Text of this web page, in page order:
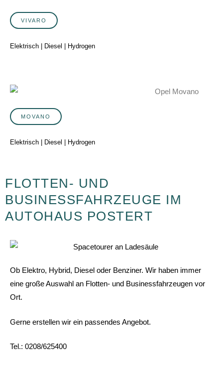
VIVARO
Elektrisch | Diesel | Hydrogen
MOVANO
Elektrisch | Diesel | Hydrogen
FLOTTEN- UND
BUSINESSFAHRZEUGE IM
AUTOHAUS POSTERT
Ob Elektro, Hybrid, Diesel oder Benziner. Wir haben immer
eine große Auswahl an Flotten- und Businessfahrzeugen vor
Ort.
Gerne erstellen wir ein passendes Angebot.
Tel.: 0208/625400